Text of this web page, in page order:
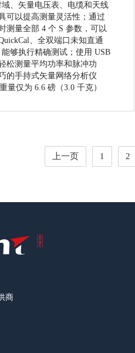
、矢量电压表、电缆和天线
可以提高测量灵活性；通过
测量全部 4 个 S 参数，可以
、全双端口未知直通
够执行精确测试；使用 USB
松测量平均功率和脉冲功
的手持式矢量网络分析仪
量仅为 6.6 磅（3.0 千克）
上一页 1 2
商